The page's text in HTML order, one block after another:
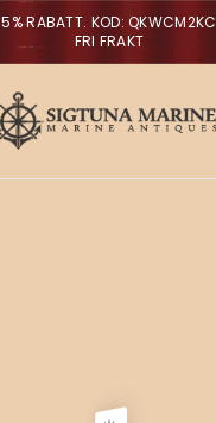
5% RABATT. KOD: QKWCM2KC
FRI FRAKT